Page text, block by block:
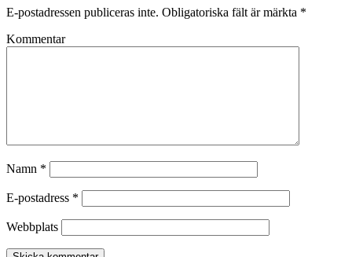
E-postadressen publiceras inte. Obligatoriska fält är märkta *
Kommentar
Namn *
E-postadress *
Webbplats